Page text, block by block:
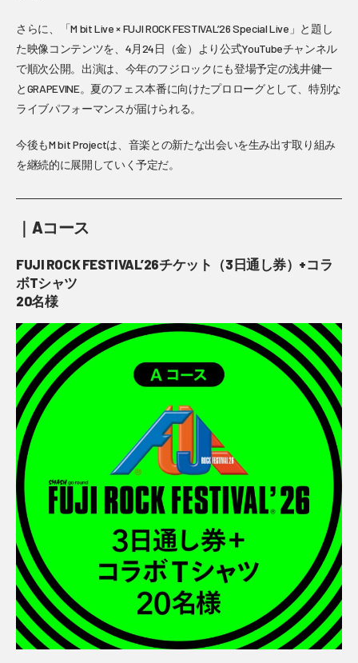
さらに、「M bit Live × FUJI ROCK FESTIVAL’26 Special Live」と題し
た映像コンテンツを、4月24日（金）より公式YouTubeチャンネル
で順次公開。出演は、今年のフジロックにも登場予定の浅井健一
とGRAPEVINE。夏のフェス本番に向けたプロローグとして、特別な
ライブパフォーマンスが届けられる。
今後もM bit Projectは、音楽との新たな出会いを生み出す取り組み
を継続的に展開していく予定だ。
｜Aコース
FUJI ROCK FESTIVAL’26チケット（3日通し券）+コラ
ボTシャツ
20名様